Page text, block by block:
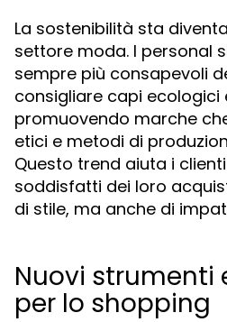
La sostenibilità sta
settore moda. I personal
sempre più consapevoli
consigliare capi ecologici
promuovendo marche
etici e metodi di
Questo trend aiuta i
soddisfatti dei loro
di stile, ma anche di
Nuovi strumenti
per lo shopping